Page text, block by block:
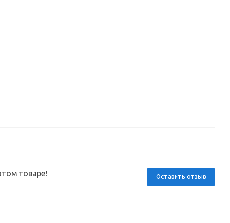
Оставить отзыв
товаре!